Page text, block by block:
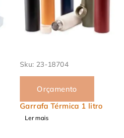
Sku: 23-18704
Orçamento
Garrafa Térmica 1 litro
Ler mais